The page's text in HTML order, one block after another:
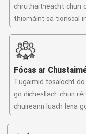
chruthaitheacht chun
thiomáint sa tionscal
Fócas ar
Tugaimid tosaíocht
go dícheallach chun
chuireann luach lena